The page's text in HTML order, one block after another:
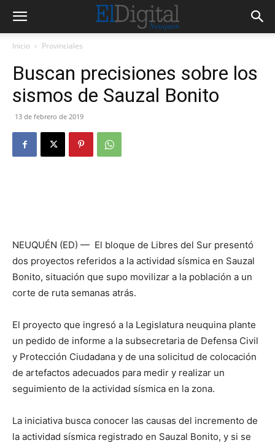
Inicio Provinciales
Buscan precisiones sobre los
sismos de Sauzal Bonito
13 de febrero de 2019
NEUQUÉN (ED) — El bloque de Libres del Sur presentó
dos proyectos referidos a la actividad sísmica en Sauzal
Bonito, situación que supo movilizar a la población a un
corte de ruta semanas atrás.
El proyecto que ingresó a la Legislatura neuquina plante
un pedido de informe a la subsecretaria de Defensa Civil
y Protección Ciudadana y de una solicitud de colocación
de artefactos adecuados para medir y realizar un
seguimiento de la actividad sísmica en la zona.
La iniciativa busca conocer las causas del incremento de
la actividad sísmica registrado en Sauzal Bonito, y si se